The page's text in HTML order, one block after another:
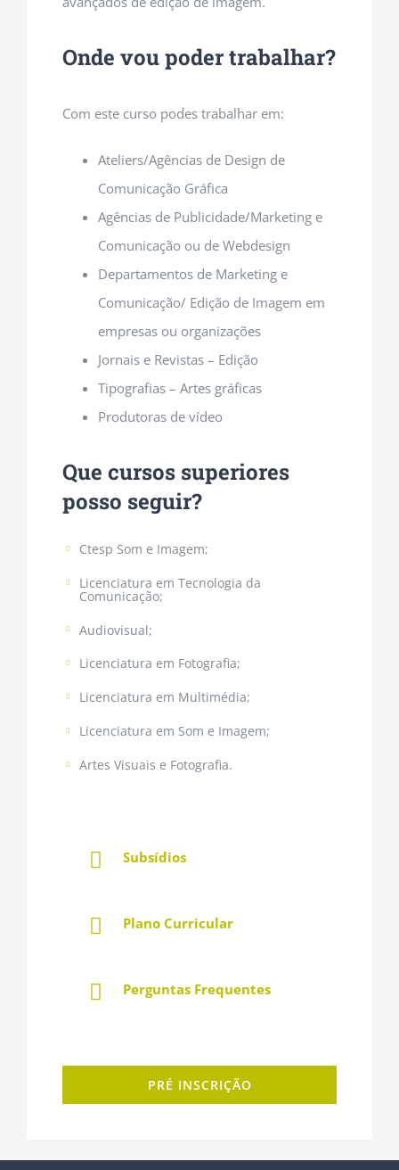
Onde vou poder trabalhar?
Com este curso podes trabalhar em:
Ateliers/Agências de Design de
Comunicação Gráfica
Agências de Publicidade/Marketing e
Comunicação ou de Webdesign
Departamentos de Marketing e
Comunicação/ Edição de Imagem em
empresas ou organizações
Jornais e Revistas – Edição
Tipografias – Artes gráficas
Produtoras de vídeo
Que cursos superiores
posso seguir?
Ctesp Som e Imagem;
Licenciatura em Tecnologia da
Comunicação;
Audiovisual;
Licenciatura em Fotografia;
Licenciatura em Multimédia;
Licenciatura em Som e Imagem;
Artes Visuais e Fotografia.
Subsídios
Plano Curricular
Perguntas Frequentes
PRÉ INSCRIÇÃO